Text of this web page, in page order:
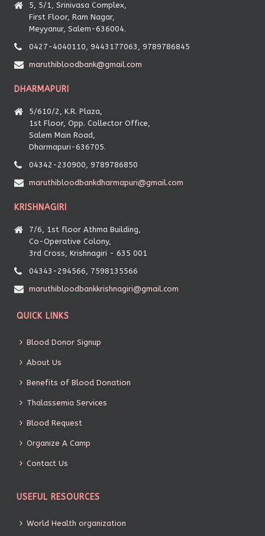
5, 5/1, Srinivasa Complex,
First Floor, Ram Nagar,
Meyyanur, Salem-636004.
0427-4040110, 9443177063, 9789786845
maruthibloodbank@gmail.com
DHARMAPURI
5/610/2, K.R. Plaza,
1st Floor, Opp. Collector Office,
Salem Main Road,
Dharmapuri-636705.
04342-230900, 9789786850
maruthibloodbankdharmapuri@gmail.com
KRISHNAGIRI
7/6, 1st floor Athma Building,
Co-Operative Colony,
3rd Cross, Krishnagiri - 635 001
04343-294566, 7598135566
maruthibloodbankkrishnagiri@gmail.com
QUICK LINKS
Blood Donor Signup
About Us
Benefits of Blood Donation
Thalassemia Services
Blood Request
Organize A Camp
Contact Us
USEFUL RESOURCES
World Health organization